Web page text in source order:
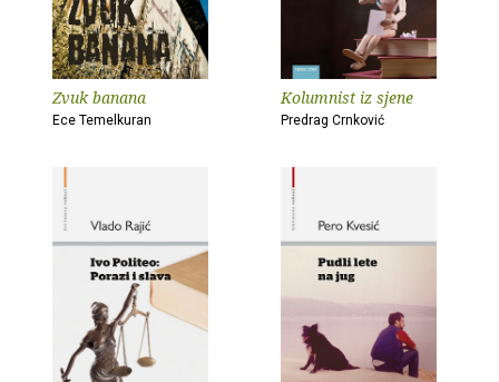
Zvuk banana
Ece Temelkuran
Kolumnist iz sjene
Predrag Crnković